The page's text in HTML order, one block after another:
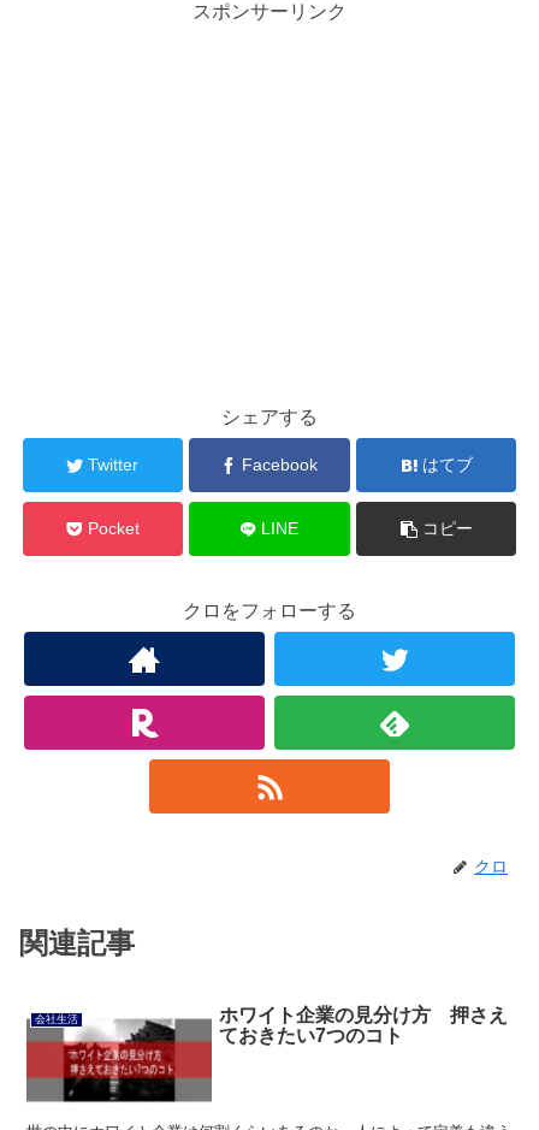
スポンサーリンク
シェアする
Twitter Facebook はてブ
Pocket LINE コピー
クロをフォローする
クロ
関連記事
会社生活
ホワイト企業の見分け方 押さえ
ておきたい7つのコト